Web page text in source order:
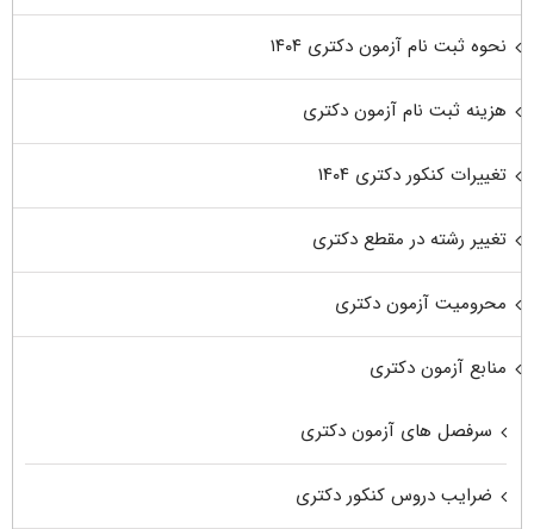
نحوه ثبت نام آزمون دکتری ۱۴۰۴
هزینه ثبت نام آزمون دکتری
تغییرات کنکور دکتری ۱۴۰۴
تغییر رشته در مقطع دکتری
محرومیت آزمون دکتری
منابع آزمون دکتری
سرفصل های آزمون دکتری
ضرایب دروس کنکور دکتری